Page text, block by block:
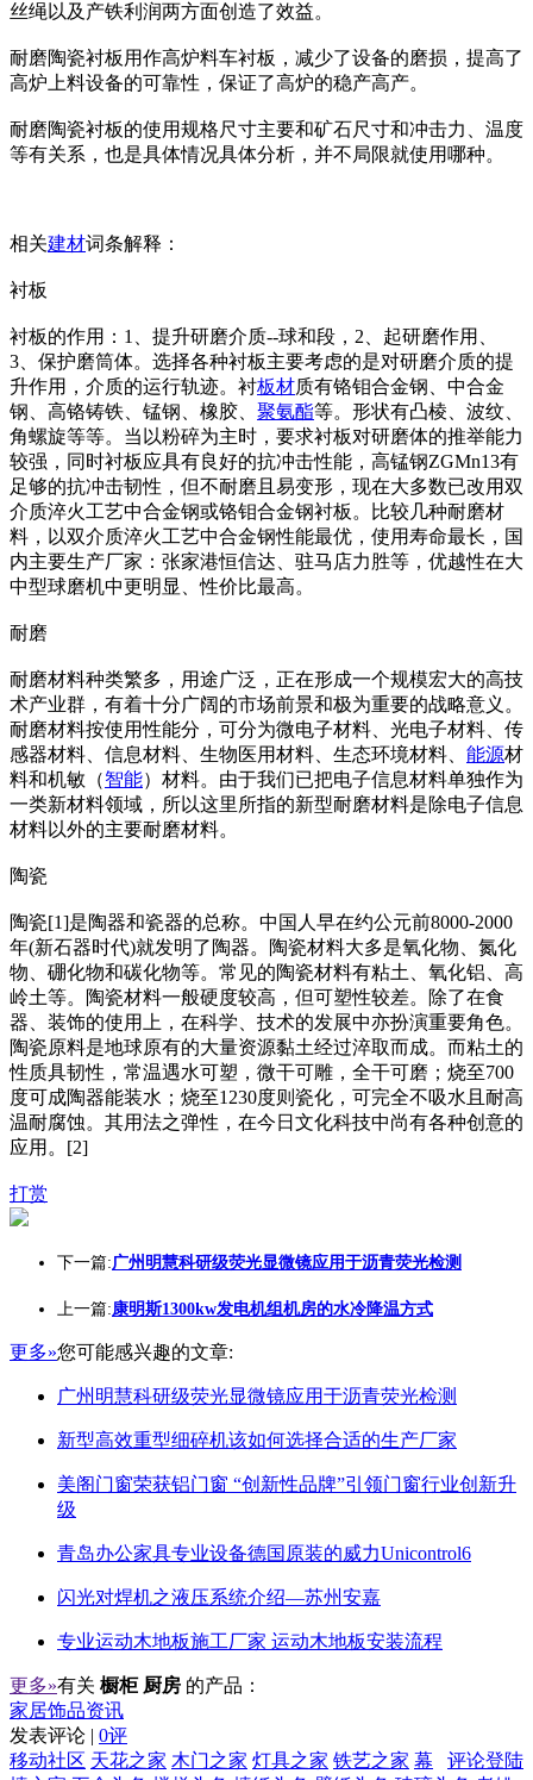
丝绳以及产铁利润两方面创造了效益。
耐磨陶瓷衬板用作高炉料车衬板，减少了设备的磨损，提高了
高炉上料设备的可靠性，保证了高炉的稳产高产。
耐磨陶瓷衬板的使用规格尺寸主要和矿石尺寸和冲击力、温度
等有关系，也是具体情况具体分析，并不局限就使用哪种。
相关建材词条解释：
衬板
衬板的作用：1、提升研磨介质--球和段，2、起研磨作用、
3、保护磨筒体。选择各种衬板主要考虑的是对研磨介质的提
升作用，介质的运行轨迹。衬板材质有铬钼合金钢、中合金
钢、高铬铸铁、锰钢、橡胶、 聚氨酯等。形状有凸棱、波纹、
角螺旋等等。当以粉碎为主时，要求衬板对研磨体的推举能力
较强，同时衬板应具有良好的抗冲击性能，高锰钢ZGMn13有
足够的抗冲击韧性，但不耐磨且易变形，现在大多数已改用双
介质淬火工艺中合金钢或铬钼合金钢衬板。比较几种耐磨材
料，以双介质淬火工艺中合金钢性能最优，使用寿命最长，国
内主要生产厂家：张家港恒信达、驻马店力胜等，优越性在大
中型球磨机中更明显、性价比最高。
耐磨
耐磨材料种类繁多，用途广泛，正在形成一个规模宏大的高技
术产业群，有着十分广阔的市场前景和极为重要的战略意义。
耐磨材料按使用性能分，可分为微电子材料、光电子材料、传
感器材料、信息材料、生物医用材料、生态环境材料、 能源材
料和机敏（智能）材料。由于我们已把电子信息材料单独作为
一类新材料领域，所以这里所指的新型耐磨材料是除电子信息
材料以外的主要耐磨材料。
陶瓷
陶瓷[1]是陶器和瓷器的总称。中国人早在约公元前8000-2000
年(新石器时代)就发明了陶器。陶瓷材料大多是氧化物、氮化
物、硼化物和碳化物等。常见的陶瓷材料有粘土、氧化铝、高
岭土等。陶瓷材料一般硬度较高，但可塑性较差。除了在食
器、装饰的使用上，在科学、技术的发展中亦扮演重要角色。
陶瓷原料是地球原有的大量资源黏土经过淬取而成。而粘土的
性质具韧性，常温遇水可塑，微干可雕，全干可磨；烧至700
度可成陶器能装水；烧至1230度则瓷化，可完全不吸水且耐高
温耐腐蚀。其用法之弹性，在今日文化科技中尚有各种创意的
应用。[2]
打赏
下一篇:广州明慧科研级荧光显微镜应用于沥青荧光检测
上一篇:康明斯1300kw发电机组机房的水冷降温方式
更多»您可能感兴趣的文章:
广州明慧科研级荧光显微镜应用于沥青荧光检测
新型高效重型细碎机该如何选择合适的生产厂家
美阁门窗荣获铝门窗 “创新性品牌”引领门窗行业创新升
级
青岛办公家具专业设备德国原装的威力Unicontrol6
闪光对焊机之液压系统介绍—苏州安嘉
专业运动木地板施工厂家 运动木地板安装流程
更多»有关 橱柜 厨房 的产品：
家居饰品资讯
发表评论 | 0评
评论登陆
移动社区 天花之家 木门之家 灯具之家 铁艺之家 幕